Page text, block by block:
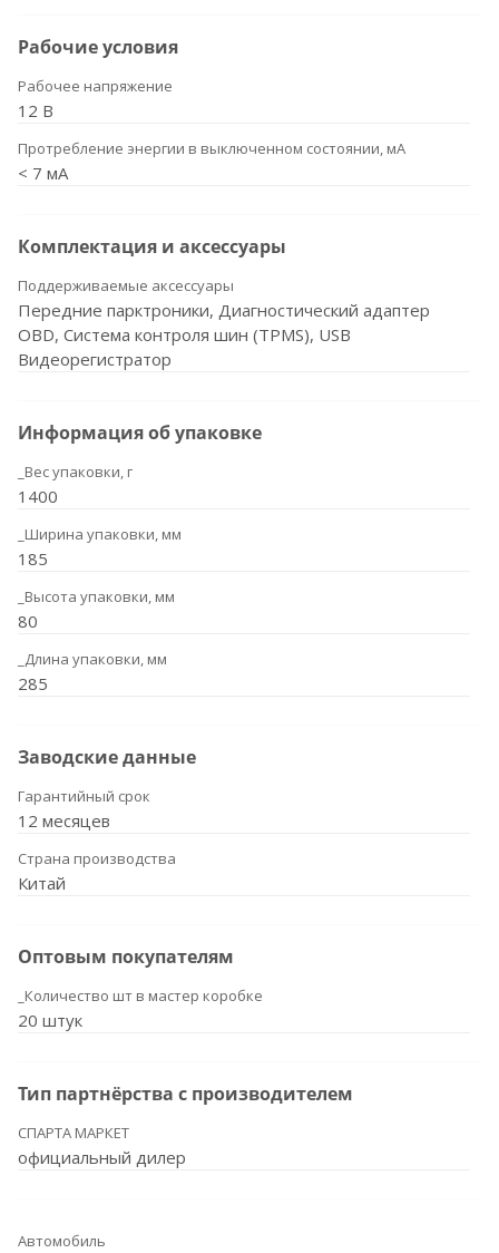
Рабочие условия
Рабочее напряжение
12 В
Протребление энергии в выключенном состоянии, мА
< 7 мА
Комплектация и аксессуары
Поддерживаемые аксессуары
Передние парктроники, Диагностический адаптер
OBD, Система контроля шин (TPMS), USB
Видеорегистратор
Информация об упаковке
_Вес упаковки, г
1400
_Ширина упаковки, мм
185
_Высота упаковки, мм
80
_Длина упаковки, мм
285
Заводские данные
Гарантийный срок
12 месяцев
Страна производства
Китай
Оптовым покупателям
_Количество шт в мастер коробке
20 штук
Тип партнёрства с производителем
СПАРТА МАРКЕТ
официальный дилер
Автомобиль